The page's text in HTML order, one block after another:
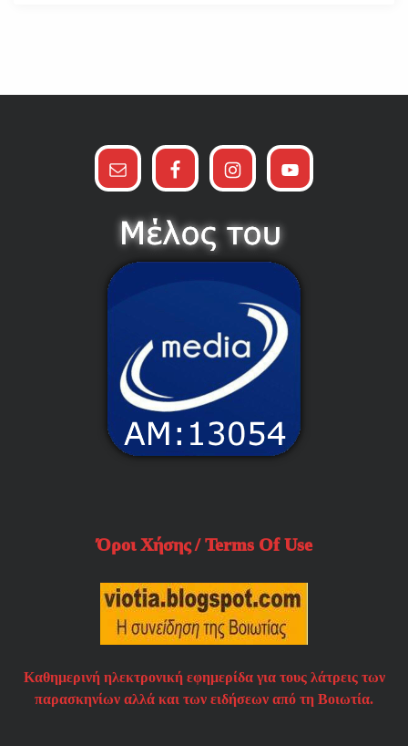
Όροι Χήσης / Terms Of Use
Καθημερινή ηλεκτρονική εφημερίδα για τους λάτρεις των
παρασκηνίων αλλά και των ειδήσεων από τη Βοιωτία.